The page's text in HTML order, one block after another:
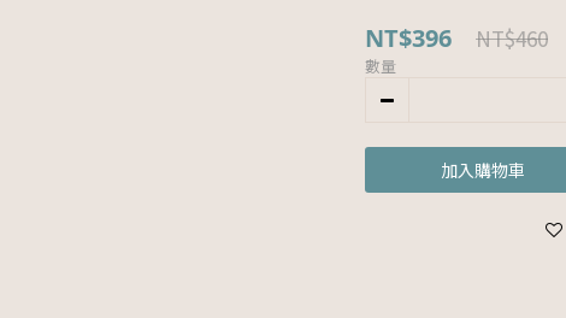
NT$396 NT$460
數量
加入購物車